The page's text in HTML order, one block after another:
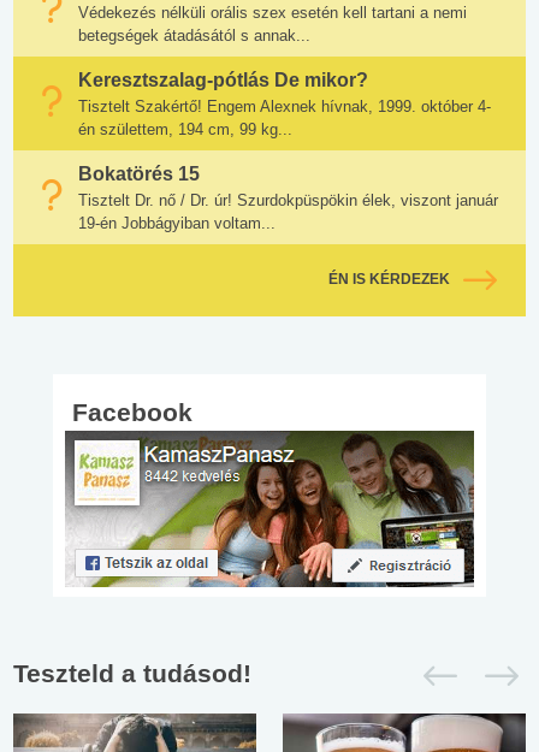
Védekezés nélküli orális szex esetén kell tartani a nemi
betegségek átadásától s annak...
Keresztszalag-pótlás De mikor?
Tisztelt Szakértő! Engem Alexnek hívnak, 1999. október 4-
én születtem, 194 cm, 99 kg...
Bokatörés 15
Tisztelt Dr. nő / Dr. úr! Szurdokpüspökin élek, viszont január
19-én Jobbágyiban voltam...
ÉN IS KÉRDEZEK
Facebook
Teszteld a tudásod!